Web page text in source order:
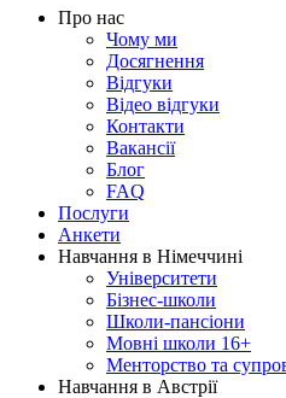
Про нас
Чому ми
Досягнення
Відгуки
Відео відгуки
Контакти
Вакансії
Блог
FAQ
Послуги
Анкети
Навчання в Німеччині
Університети
Бізнес-школи
Школи-пансіони
Мовні школи 16+
Менторство та
Навчання в Австрії